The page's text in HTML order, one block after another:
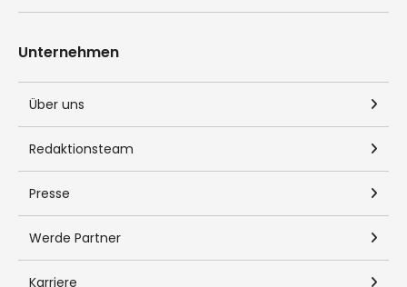
Hinweis zur Darstellung:Datenstand der Auswahl: 01/2026.